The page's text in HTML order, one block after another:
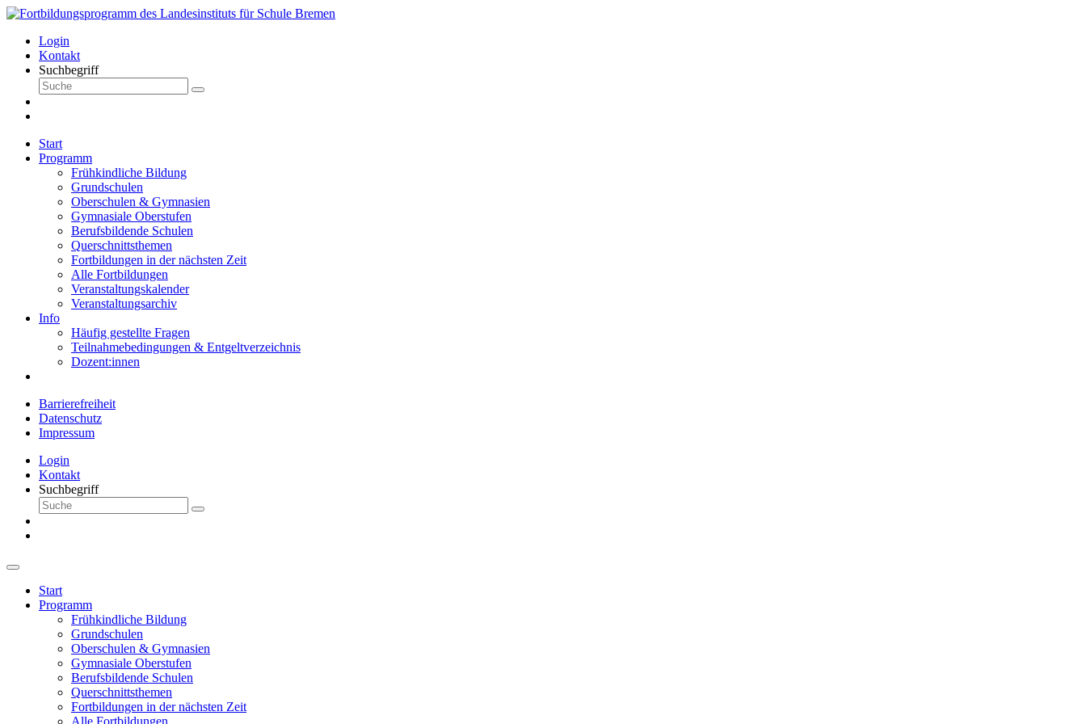
Login
Kontakt
Suchbegriff
Start
Programm
Frühkindliche Bildung
Grundschulen
Oberschulen & Gymnasien
Gymnasiale Oberstufen
Berufsbildende Schulen
Querschnittsthemen
Fortbildungen in der nächsten Zeit
Alle Fortbildungen
Veranstaltungskalender
Veranstaltungsarchiv
Info
Häufig gestellte Fragen
Teilnahmebedingungen & Entgeltverzeichnis
Dozent:innen
Barrierefreiheit
Datenschutz
Impressum
Login
Kontakt
Suchbegriff
Start
Programm
Frühkindliche Bildung
Grundschulen
Oberschulen & Gymnasien
Gymnasiale Oberstufen
Berufsbildende Schulen
Querschnittsthemen
Fortbildungen in der nächsten Zeit
Alle Fortbildungen